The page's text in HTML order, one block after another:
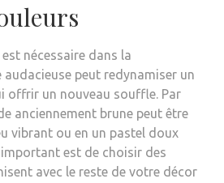
nécessaire dans la
peut redynamiser un
offrir un nouveau souffle. Par
anciennement brune peut être
vibrant ou en un pastel doux
est de choisir des
avec le reste de votre décor